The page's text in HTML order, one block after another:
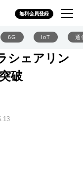
無料会員登録
6G IoT 通
シェアリン
破